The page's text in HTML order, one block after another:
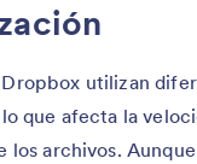
utilizan
que afecta la
los archivos.